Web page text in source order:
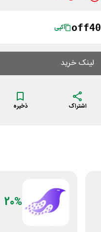
off40 کپی
لینک خرید
اشتراک ذخیره
20%